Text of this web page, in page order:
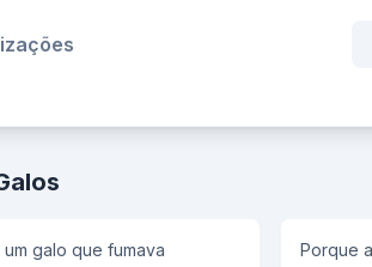
galo que fumava
Porque